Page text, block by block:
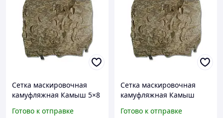
Сетка маскировочная
камуфляжная Камыш 5×8
техники и укрытий Militex
Готово к отправке
Сетка маскировочная
камуфляжная Камыш
техники и укрытий Militex
Готово к отправке